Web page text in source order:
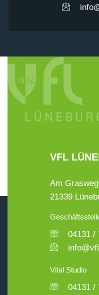
VFL
Am
21339
04131 /
Vital Studio
04131 /